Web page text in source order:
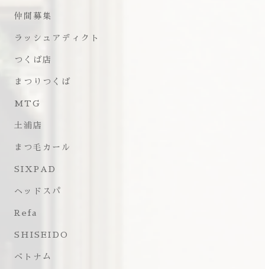
仲間募集
ラッシュアディクト
つくば店
まつりつくば
MTG
土浦店
まつ毛カール
SIXPAD
ヘッドスパ
Refa
SHISEIDO
ベトナム